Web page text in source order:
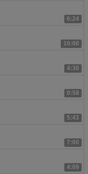
6:24
10:00
4:30
0:58
5:43
7:00
4:09